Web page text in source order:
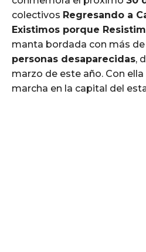
colectivos Regresando a
Existimos porque
manta bordada con más de
personas desaparecidas,
marzo de este año. Con
marcha en la capital del